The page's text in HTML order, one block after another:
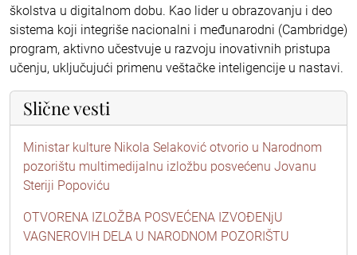
školstva u digitalnom dobu. Kao lider u obrazovanju i deo
sistema koji integriše nacionalni i međunarodni (Cambridge)
program, aktivno učestvuje u razvoju inovativnih pristupa
učenju, uključujući primenu veštačke inteligencije u nastavi.
Slične vesti
Ministar kulture Nikola Selaković otvorio u Narodnom
pozorištu multimedijalnu izložbu posvećenu Jovanu
Steriji Popoviću
OTVORENA IZLOŽBA POSVEĆENA IZVOĐENjU
VAGNEROVIH DELA U NARODNOM POZORIŠTU